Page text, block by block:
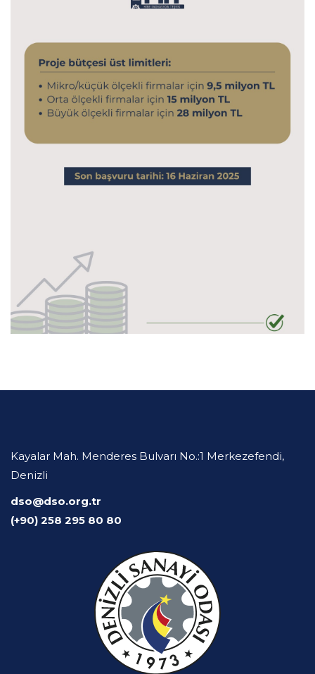
Kayalar Mah. Menderes Bulvarı No.:1 Merkezefendi,
Denizli
dso@dso.org.tr
(+90) 258 295 80 80